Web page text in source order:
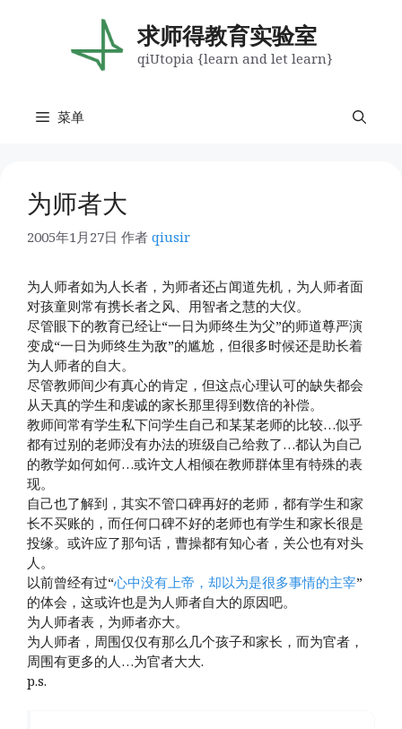
求师得教育实验室
qiUtopia {learn and let learn}
菜单
为师者大
2005年1月27日 作者 qiusir
为人师者如为人长者，为师者还占闻道先机，为人师者面
对孩童则常有携长者之风、用智者之慧的大仪。
尽管眼下的教育已经让“一日为师终生为父”的师道尊严演
变成“一日为师终生为敌”的尴尬，但很多时候还是助长着
为人师者的自大。
尽管教师间少有真心的肯定，但这点心理认可的缺失都会
从天真的学生和虔诚的家长那里得到数倍的补偿。
教师间常有学生私下问学生自己和某某老师的比较…似乎
都有过别的老师没有办法的班级自己给救了…都认为自己
的教学如何如何…或许文人相倾在教师群体里有特殊的表
现。
自己也了解到，其实不管口碑再好的老师，都有学生和家
长不买账的，而任何口碑不好的老师也有学生和家长很是
投缘。或许应了那句话，曹操都有知心者，关公也有对头
人。
以前曾经有过“心中没有上帝，却以为是很多事情的主宰”
的体会，这或许也是为人师者自大的原因吧。
为人师者表，为师者亦大。
为人师者，周围仅仅有那么几个孩子和家长，而为官者，
周围有更多的人…为官者大大.
p.s.